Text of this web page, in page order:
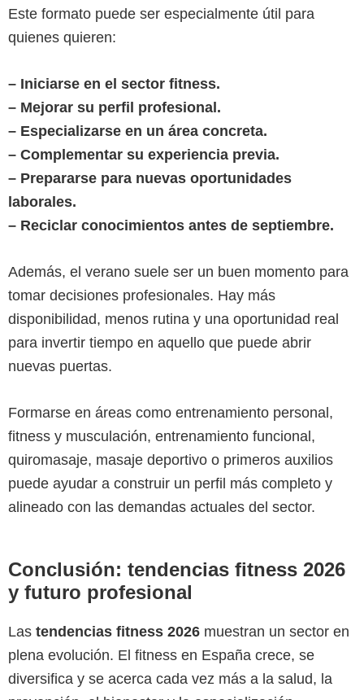
Este formato puede ser especialmente útil para
quienes quieren:
– Iniciarse en el sector fitness.
– Mejorar su perfil profesional.
– Especializarse en un área concreta.
– Complementar su experiencia previa.
– Prepararse para nuevas oportunidades
laborales.
– Reciclar conocimientos antes de septiembre.
Además, el verano suele ser un buen momento para
tomar decisiones profesionales. Hay más
disponibilidad, menos rutina y una oportunidad real
para invertir tiempo en aquello que puede abrir
nuevas puertas.
Formarse en áreas como entrenamiento personal,
fitness y musculación, entrenamiento funcional,
quiromasaje, masaje deportivo o primeros auxilios
puede ayudar a construir un perfil más completo y
alineado con las demandas actuales del sector.
Conclusión: tendencias fitness 2026
y futuro profesional
Las tendencias fitness 2026 muestran un sector en
plena evolución. El fitness en España crece, se
diversifica y se acerca cada vez más a la salud, la